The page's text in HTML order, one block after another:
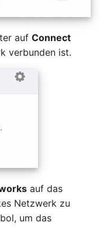
auf Connect
verbunden ist.
auf das
Netzwerk zu
um das